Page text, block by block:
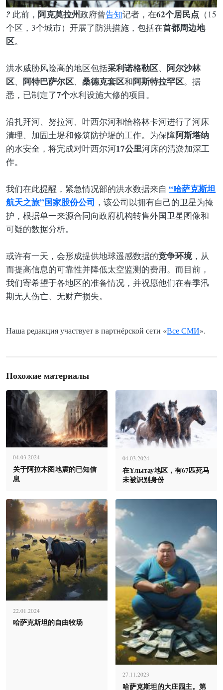
? 此前， 阿克莫拉州政府曾告知记者，在62个居民点 （15
个区，3个城市）开展了防洪措施，包括在首都周边地
区。
洪水威胁风险高的地区包括采利诺格勒区、 阿尔沙林
区、 阿特巴萨尔区、 桑德克套区和阿斯特拉罕区。据
悉，已制定了7个水利设施大修的项目。
沿扎拜河、努拉河、叶西尔河和恰格林卡河进行了河床
清理、加固土堤和修筑防护堤的工作。为保障阿斯塔纳
的水安全，将完成对叶西尔河17公里河床的清淤加深工
作。
我们在此提醒，紧急情况部的洪水数据来自 “哈萨克斯坦
航天之旅”国家股份公司 ，该公司以拥有自己的卫星为掩
护，根据单一来源合同向政府机构转售外国卫星图像和
可疑的数据分析。
或许有一天，会形成提供地球遥感数据的竞争环境，从
而提高信息的可靠性并降低太空监测的费用。而目前，
我们寄希望于各地区的准备情况，并祝愿他们在春季汛
期无人伤亡、无财产损失。
Наша редакция участвует в партнёрской сети «Все СМИ».
Похожие материалы
04.03.2024
关于阿拉木图地震的已知信
息
04.03.2024
在Ұлытау地区，有67匹死马
未被识别身份
22.01.2024
哈萨克斯坦的自由牧场
27.11.2023
哈萨克斯坦的大庄园主。第